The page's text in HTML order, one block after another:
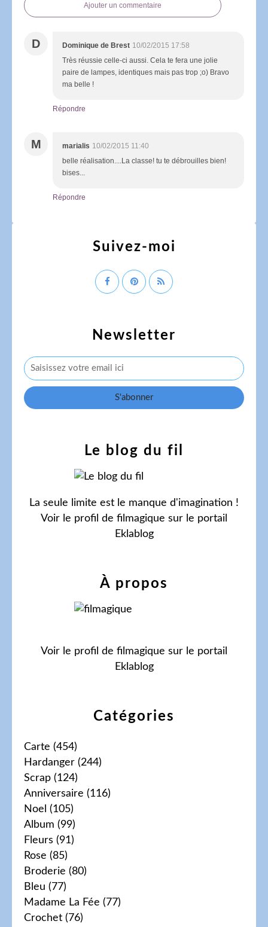
Ajouter un commentaire
D Dominique de Brest 10/02/2015 17:58
Très réussie celle-ci aussi. Cela te fera une jolie
paire de lampes, identiques mais pas trop ;o) Bravo
ma belle !
Répondre
M marialis 10/02/2015 11:40
belle réalisation....La classe! tu te débrouilles bien!
bises...
Répondre
Newsletter
Catégories
Carte (454)
Hardanger (244)
Scrap (124)
Anniversaire (116)
Noel (105)
Album (99)
Fleurs (91)
Rose (85)
Broderie (80)
Bleu (77)
Madame La Fée (77)
Crochet (76)
Le blog du fil
La seule limite est le manque d'imagination !
Voir le profil de filmagique sur le portail
Eklablog
Suivez-moi
À propos
Voir le profil de filmagique sur le portail
Eklablog